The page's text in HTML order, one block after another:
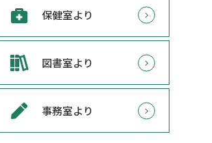
保健室より
図書室より
事務室より